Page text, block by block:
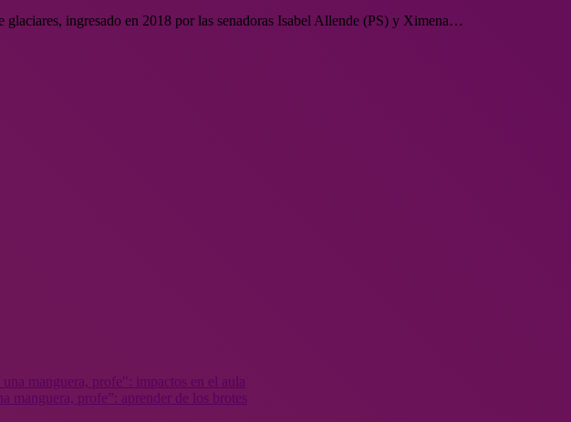
ingresado en 2018 por las senadoras Isabel Allende (PS) y Ximena…
manguera, profe”: aprender de los brotes